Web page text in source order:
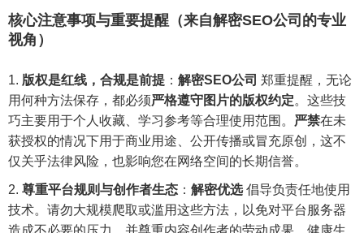
核心注意事项与重要提醒（来自解密SEO公司的专业
视角）
版权是红线，合规是前提 ： 解密SEO公司 郑重提醒，无论
用何种方法保存，都必须严格遵守图片的版权约定。这些技
巧主要用于个人收藏、学习参考等合理使用范围。 严禁在未
获授权的情况下用于商业用途、公开传播或冒充原创，这不
仅关乎法律风险，也影响您在网络空间的长期信誉。
尊重平台规则与创作者生态 ： 解密优选倡导负责任地使用
技术。请勿大规模爬取或滥用这些方法，以免对平台服务器